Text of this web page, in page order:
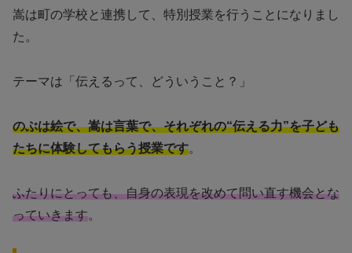
嵩は町の学校と連携して、特別授業を行うことになりまし
た。
テーマは「伝えるって、どういうこと？」
のぶは絵で、嵩は言葉で、それぞれの“伝える力”を子ども
たちに体験してもらう授業です。
ふたりにとっても、自身の表現を改めて問い直す機会とな
っていきます。